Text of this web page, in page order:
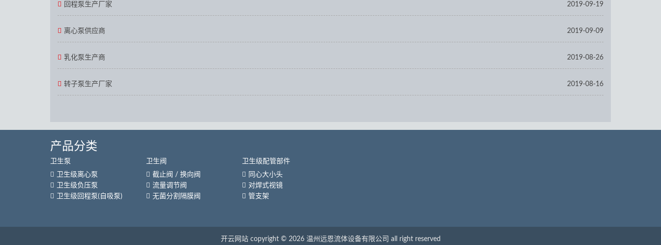
回程泵生产厂家 2019-09-19
离心泵供应商 2019-09-09
乳化泵生产商 2019-08-26
转子泵生产厂家 2019-08-16
产品分类
卫生泵
卫生级离心泵
卫生级负压泵
卫生级回程泵(自吸泵)
卫生阀
截止阀 / 换向阀
流量调节阀
无菌分割隔膜阀
卫生级配管部件
同心大小头
对焊式视镜
管支架
开云网站 copyright © 2026 温州远恩流体设备有限公司 all right reserved